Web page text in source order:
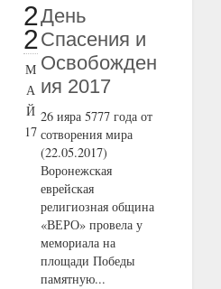
2
2
М
А
Й
17
День
Спасения и
Освобожден
ия 2017
26 ияра 5777 года от
сотворения мира
(22.05.2017)
Воронежская
еврейская
религиозная община
«ВЕРО» провела у
мемориала на
площади Победы
памятную...